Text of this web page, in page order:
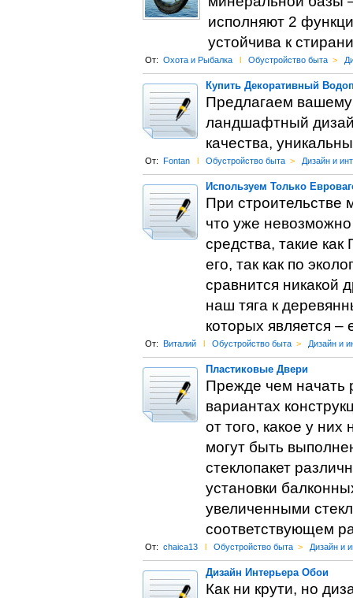
исполняют 2
устойчива к
От: Охота и Рыбалка l Обустройство быта >
Купить Декоративный
Предлагаем
ландшафтный
качества,
От: Fontan l Обустройство быта > Дизайн и
Используем Только
При строительстве
что уже
средства, такие
его, так как по
сравнится никакой
наш тяга к
которых является –
От: Виталий l Обустройство быта > Дизайн и
Пластиковые Двери
Прежде чем начать
вариантах
от того, какое у
могут быть
стеклопакет
установки
увеличенными
соответствующем
От: chaica13 l Обустройство быта > Дизайн и
Дизайн Интерьера Обои
Как ни крути, но